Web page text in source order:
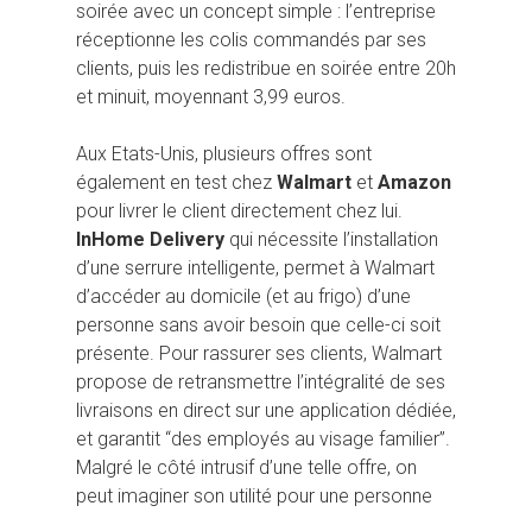
soirée avec un concept simple : l’entreprise
réceptionne les colis commandés par ses
clients, puis les redistribue en soirée entre 20h
et minuit, moyennant 3,99 euros.
Aux Etats-Unis, plusieurs offres sont
également en test chez Walmart et Amazon
pour livrer le client directement chez lui.
InHome Delivery qui nécessite l’installation
d’une serrure intelligente, permet à Walmart
d’accéder au domicile (et au frigo) d’une
personne sans avoir besoin que celle-ci soit
présente. Pour rassurer ses clients, Walmart
propose de retransmettre l’intégralité de ses
livraisons en direct sur une application dédiée,
et garantit “des employés au visage familier”.
Malgré le côté intrusif d’une telle offre, on
peut imaginer son utilité pour une personne